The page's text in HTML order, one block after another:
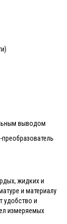
выводом
жидких и
и материалу
удобство и
измеряемых